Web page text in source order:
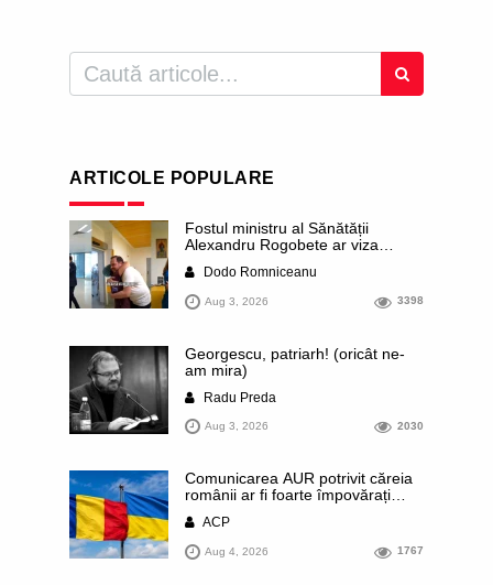
ARTICOLE POPULARE
Fostul ministru al Sănătății
Alexandru Rogobete ar viza
funcția lui Dominic Fritz de primar
al orașului Timișoara. Pesedistul
publică imagini demne de Coreea
de Nord cu femei din Timișoara
Dodo Romniceanu
Aug 3, 2026 3398
Georgescu, patriarh! (oricât ne-
am mira)
Radu Preda
Aug 3, 2026 2030
Comunicarea AUR potrivit căreia
românii ar fi foarte împovărați
acordat Ucrainei este contrazisă
chiar de un articol publicat de
presa rusă. Datele prezentate
ACP
Aug 4, 2026 1767